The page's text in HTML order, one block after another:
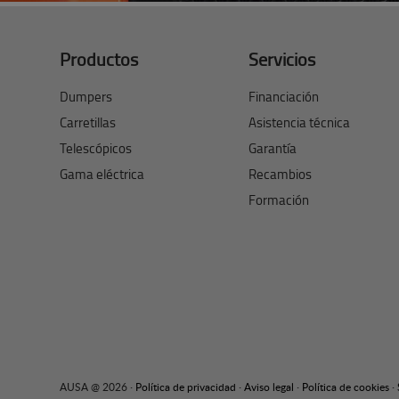
Productos
Dumpers
Carretillas
Telescópicos
Gama eléctrica
Servicios
Financiación
Asistencia técnica
Garantía
Recambios
Formación
AUSA @ 2026 · Política de privacidad ·Aviso legal · Política de cookies ·